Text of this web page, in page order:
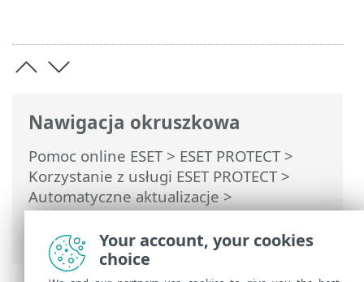
Nawigacja okruszkowa
Pomoc online ESET> ESET PROTECT>
Korzystanie z usługi ESET PROTECT>
Automatyczne aktualizacje>
Automatyczna aktualizacja agenta ESET
ManagementYour account, your cookies
choice